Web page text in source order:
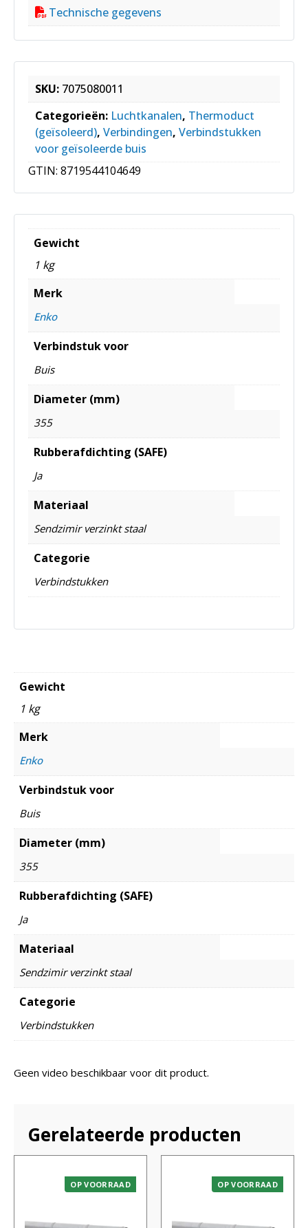
Technische gegevens
SKU: 7075080011
Categorieën: Luchtkanalen, Thermoduct
(geïsoleerd), Verbindingen, Verbindstukken
voor geïsoleerde buis
GTIN: 8719544104649
Gewicht
1 kg
Merk
Enko
Verbindstuk voor
Buis
Diameter (mm)
355
Rubberafdichting (SAFE)
Ja
Materiaal
Sendzimir verzinkt staal
Categorie
Verbindstukken
Gewicht
1 kg
Merk
Enko
Verbindstuk voor
Buis
Diameter (mm)
355
Rubberafdichting (SAFE)
Ja
Materiaal
Sendzimir verzinkt staal
Categorie
Verbindstukken
Geen video beschikbaar voor dit product.
Gerelateerde producten
OP VOORRAAD OP VOORRAAD